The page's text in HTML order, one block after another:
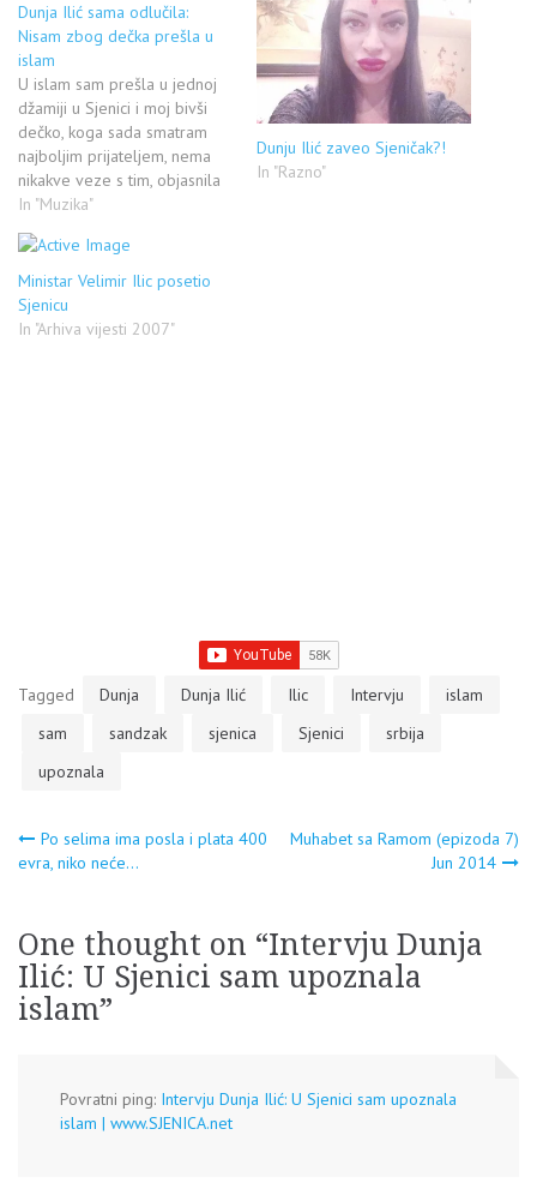
Dunja Ilić sama odlučila:
Nisam zbog dečka prešla u
islam
U islam sam prešla u jednoj
džamiji u Sjenici i moj bivši
dečko, koga sada smatram
najboljim prijateljem, nema
nikakve veze s tim, objasnila
je pevačica Pevačica Dunja
Ilić, koja je u oktobru prošle
godine prelaskom na islam i
preseljenjem u Sarajevo
digla prašinu, otkrila je da
veru nije promenila…
In "Muzika"
Dunju Ilić zaveo Sjeničak?!
In "Razno"
Ministar Velimir Ilic posetio
Sjenicu
In "Arhiva vijesti 2007"
Tagged Dunja Dunja Ilić Ilic Intervju
islam
sam
sandzak sjenica Sjenici
srbija
upoznala
Navigacija
Po selima ima posla i plata 400
evra, niko neće…
Muhabet sa Ramom (epizoda 7)
Jun 2014
One thought on “Intervju Dunja
Ilić: U Sjenici sam upoznala
islam”
Povratni ping: Intervju Dunja Ilić: U Sjenici sam upoznala
islam | www.SJENICA.net